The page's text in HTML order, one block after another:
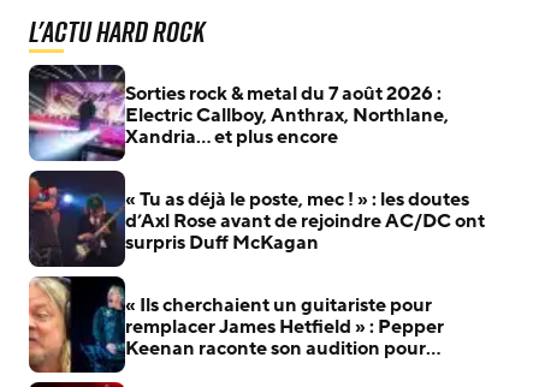
L'actu Hard Rock
Sorties rock & metal du 7 août 2026 :
Electric Callboy, Anthrax, Northlane,
Xandria… et plus encore
« Tu as déjà le poste, mec ! » : les doutes
d’Axl Rose avant de rejoindre AC/DC ont
surpris Duff McKagan
« Ils cherchaient un guitariste pour
remplacer James Hetfield » : Pepper
Keenan raconte son audition pour